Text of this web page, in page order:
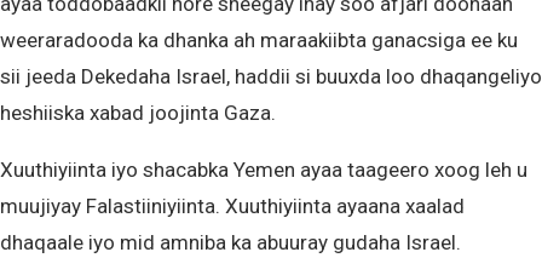
weeraradooda ka dhanka ah maraakiibta ganacsiga ee ku
sii jeeda Dekedaha Israel, haddii si buuxda loo dhaqangeliyo
heshiiska xabad joojinta Gaza.
Xuuthiyiinta iyo shacabka Yemen ayaa taageero xoog leh u
muujiyay Falastiiniyiinta. Xuuthiyiinta ayaana xaalad
dhaqaale iyo mid amniba ka abuuray gudaha Israel.